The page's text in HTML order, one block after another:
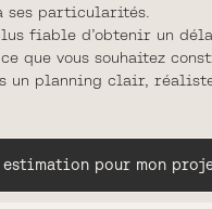
ses particularités.
fiable d’obtenir un
que vous souhaitez
un planning clair,
estimation pour mon